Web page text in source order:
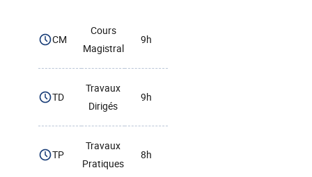
CM
Cours
Magistral
9h
TD
Travaux
Dirigés
9h
TP
Travaux
Pratiques
8h